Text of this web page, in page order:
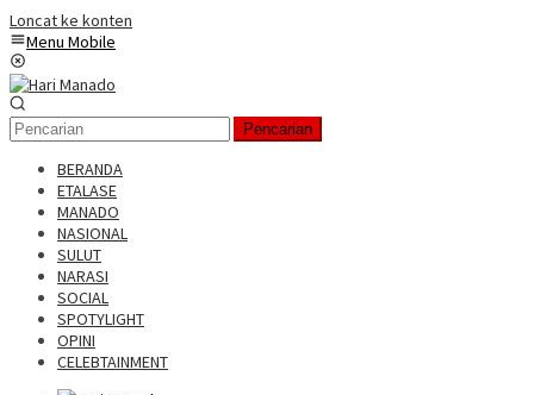
Loncat ke konten
Menu Mobile
Pencarian
BERANDA
ETALASE
MANADO
NASIONAL
SULUT
NARASI
SOCIAL
SPOTYLIGHT
OPINI
CELEBTAINMENT